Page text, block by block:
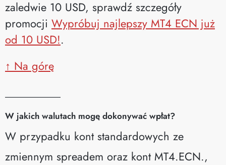
zaledwie 10 USD, sprawdź szczegóły
promocji Wypróbuj najlepszy MT4 ECN już
od 10 USD!.
↑ Na górę
W jakich walutach mogę dokonywać wpłat?
W przypadku kont standardowych ze
zmiennym spreadem oraz kont MT4.ECN.,